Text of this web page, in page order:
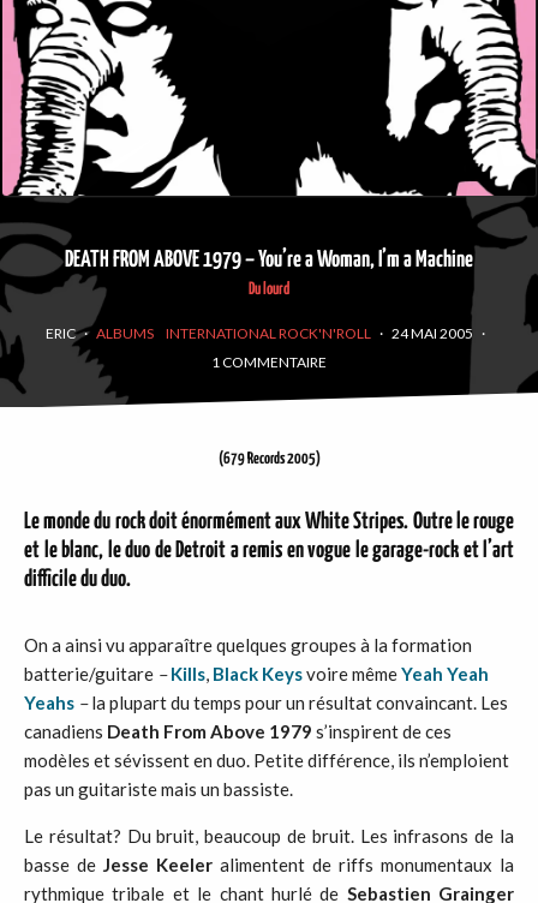
DEATH FROM ABOVE 1979 – You’re a Woman, I’m a Machine
Du lourd
ERIC · ALBUMS INTERNATIONAL ROCK'N'ROLL · 24 MAI 2005 ·
1 COMMENTAIRE
(679 Records 2005)
Le monde du rock doit énormément auxWhite Stripes. Outre le rouge
et le blanc, le duo de Detroit a remis en vogue le garage-rock et l’art
difficile du duo.
On a ainsi vu apparaître quelques groupes à la formation
batterie/guitare – Kills, Black Keysvoire mêmeYeah Yeah
Yeahs –la plupart du temps pour un résultat convaincant. Les
canadiens Death From Above 1979 s’inspirent de ces
modèles et sévissent en duo. Petite différence, ils n’emploient
pas un guitariste mais un bassiste.
Le résultat? Du bruit, beaucoup de bruit. Les infrasons de la
basse de Jesse Keeler alimentent de riffs monumentaux la
rythmique tribale et le chant hurlé de Sebastien Grainger